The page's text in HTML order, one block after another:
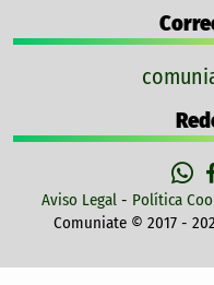
Aviso Legal - Política
Comuniate © 2017 -